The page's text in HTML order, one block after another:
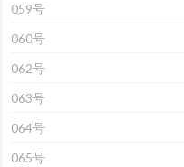
059号
060号
062号
063号
064号
065号